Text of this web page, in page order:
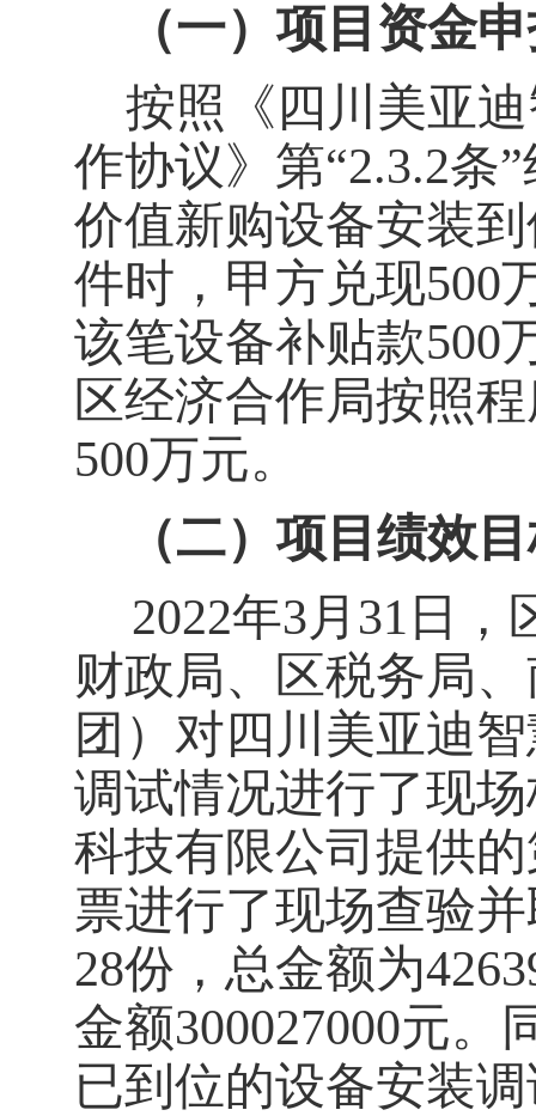
（一）项目资金
按照《四川美亚
作协议》第“2.3.2条”
价值新购设备安装
件时， 甲方兑现500
该笔设备补贴款500
区经济合作局按照
500万元。
（二）项目绩效
2022年3月 31 日，
财政局、区税务局
团）对四川美亚迪
调试情况进行了现
科技有限公司提供
票进行了现场查验
28份，总金额为
金额300027000元。
已到位的设备安装